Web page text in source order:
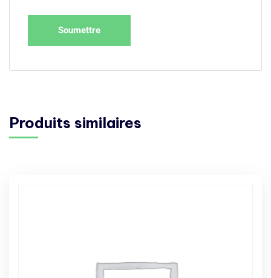
Produits similaires